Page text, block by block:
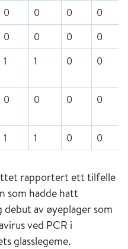
0 0 0
0
0 0 0
0
1 1 0 0
0 0 0 0
1 1 0 0
rapportert ett tilfelle
som hadde hatt
av øyeplager som
ved PCR i
glasslegeme.